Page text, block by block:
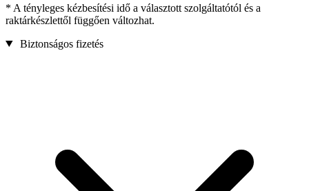
* A tényleges kézbesítési idő a választott szolgáltatótól és a
raktárkészlettől függően változhat.
Biztonságos fizetés